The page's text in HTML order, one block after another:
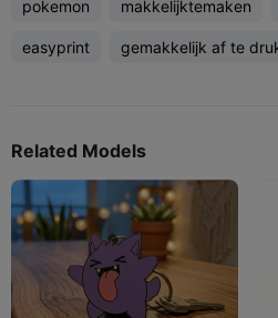
pokemon makkelijktemaken
easyprint gemakkelijk af te
Related Models